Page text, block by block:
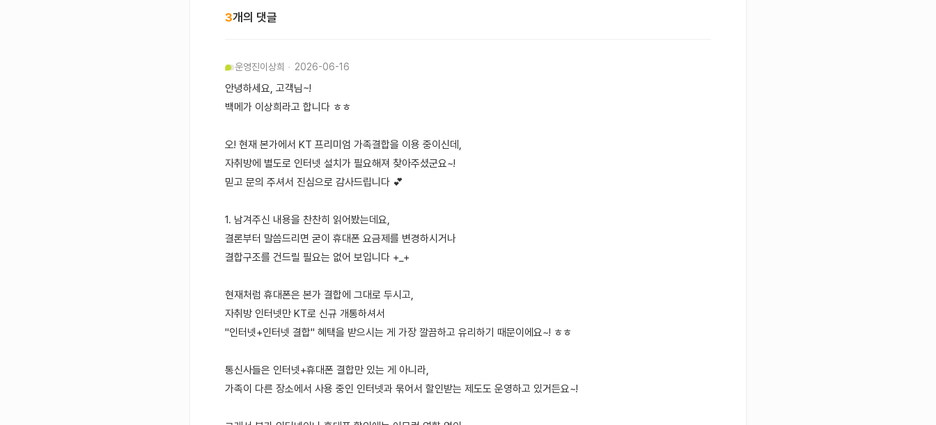
3개의 댓글
운영진이상희 2026-06-16
안녕하세요, 고객님~!
백메가 이상희라고 합니다 ㅎㅎ
오! 현재 본가에서 KT 프리미엄 가족결합을 이용 중이신데,
자취방에 별도로 인터넷 설치가 필요해져 찾아주셨군요~!
믿고 문의 주셔서 진심으로 감사드립니다 💕
1. 남겨주신 내용을 찬찬히 읽어봤는데요,
결론부터 말씀드리면 굳이 휴대폰 요금제를 변경하시거나
결합구조를 건드릴 필요는 없어 보입니다 +_+
현재처럼 휴대폰은 본가 결합에 그대로 두시고,
자취방 인터넷만 KT로 신규 개통하셔서
"인터넷+인터넷 결합" 혜택을 받으시는 게 가장 깔끔하고 유리하기 때문이에요~! ㅎㅎ
통신사들은 인터넷+휴대폰 결합만 있는 게 아니라,
가족이 다른 장소에서 사용 중인 인터넷과 묶어서 할인받는 제도도 운영하고 있거든요~!